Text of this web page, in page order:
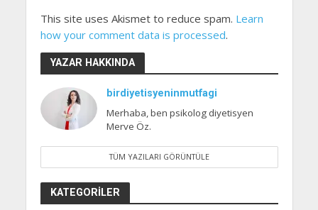
This site uses Akismet to reduce spam. Learn
how your comment data is processed.
YAZAR HAKKINDA
birdiyetisyeninmutfagi
Merhaba, ben psikolog diyetisyen
Merve Öz.
TÜM YAZILARI GÖRÜNTÜLE
KATEGORILER